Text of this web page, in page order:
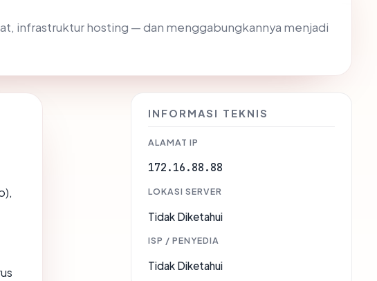
infrastruktur hosting — dan menggabungkannya menjadi
INFORMASI TEKNIS
ALAMAT IP
172.16.88.88
LOKASI SERVER
Tidak Diketahui
ISP / PENYEDIA
Tidak Diketahui